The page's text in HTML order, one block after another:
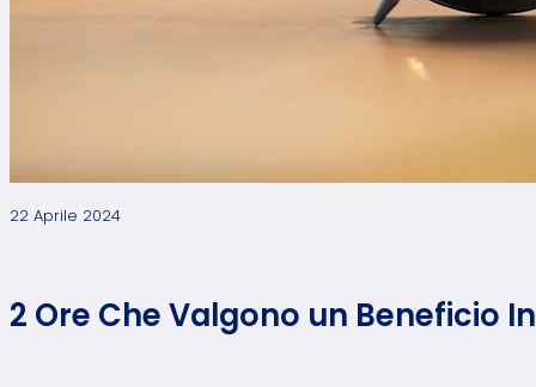
22 Aprile 2024
2 Ore Che Valgono un Beneficio